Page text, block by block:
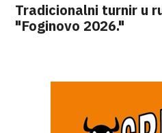
Tradicionalni turnir u
"Foginovo 2026."